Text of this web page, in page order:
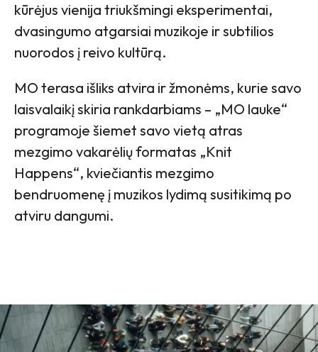
kūrėjus vienija triukšmingi eksperimentai,
dvasingumo atgarsiai muzikoje ir subtilios
nuorodos į reivo kultūrą.
MO terasa išliks atvira ir žmonėms, kurie savo
laisvalaikį skiria rankdarbiams – „MO lauke“
programoje šiemet savo vietą atras
mezgimo vakarėlių formatas „Knit
Happens“, kviečiantis mezgimo
bendruomenę į muzikos lydimą susitikimą po
atviru dangumi.